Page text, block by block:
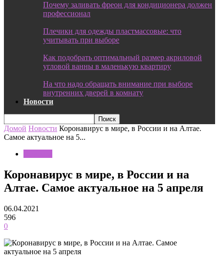
Почему заливать фреон для кондиционера должен
профессионал
Плечики для одежды пластмассовые: что
учитывать при выборе
Как подобрать оптимальный размер акриловой
угловой ванны в маленькую квартиру
На что надо обращать внимание при выборе
внутренних дверей в комнату
Новости
Домой Новости Коронавирус в мире, в России и на Алтае.
Самое актуальное на 5...
Коронавирус в мире, в России и на
Алтае. Самое актуальное на 5 апреля
06.04.2021
596
0